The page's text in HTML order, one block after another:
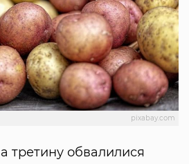
pixabay.com
третину обвалилися